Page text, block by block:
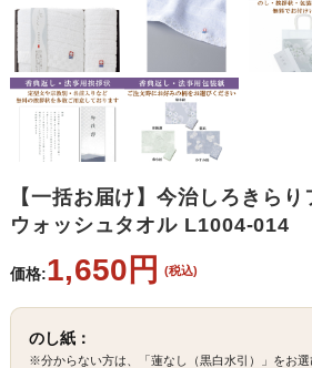
【一括お届け】今治しろきら
ウォッシュタオル L1004-014
価格:1,650円 (税込)
のし紙：
※分からない方は、「蓮なし（黒白水引）」をお選